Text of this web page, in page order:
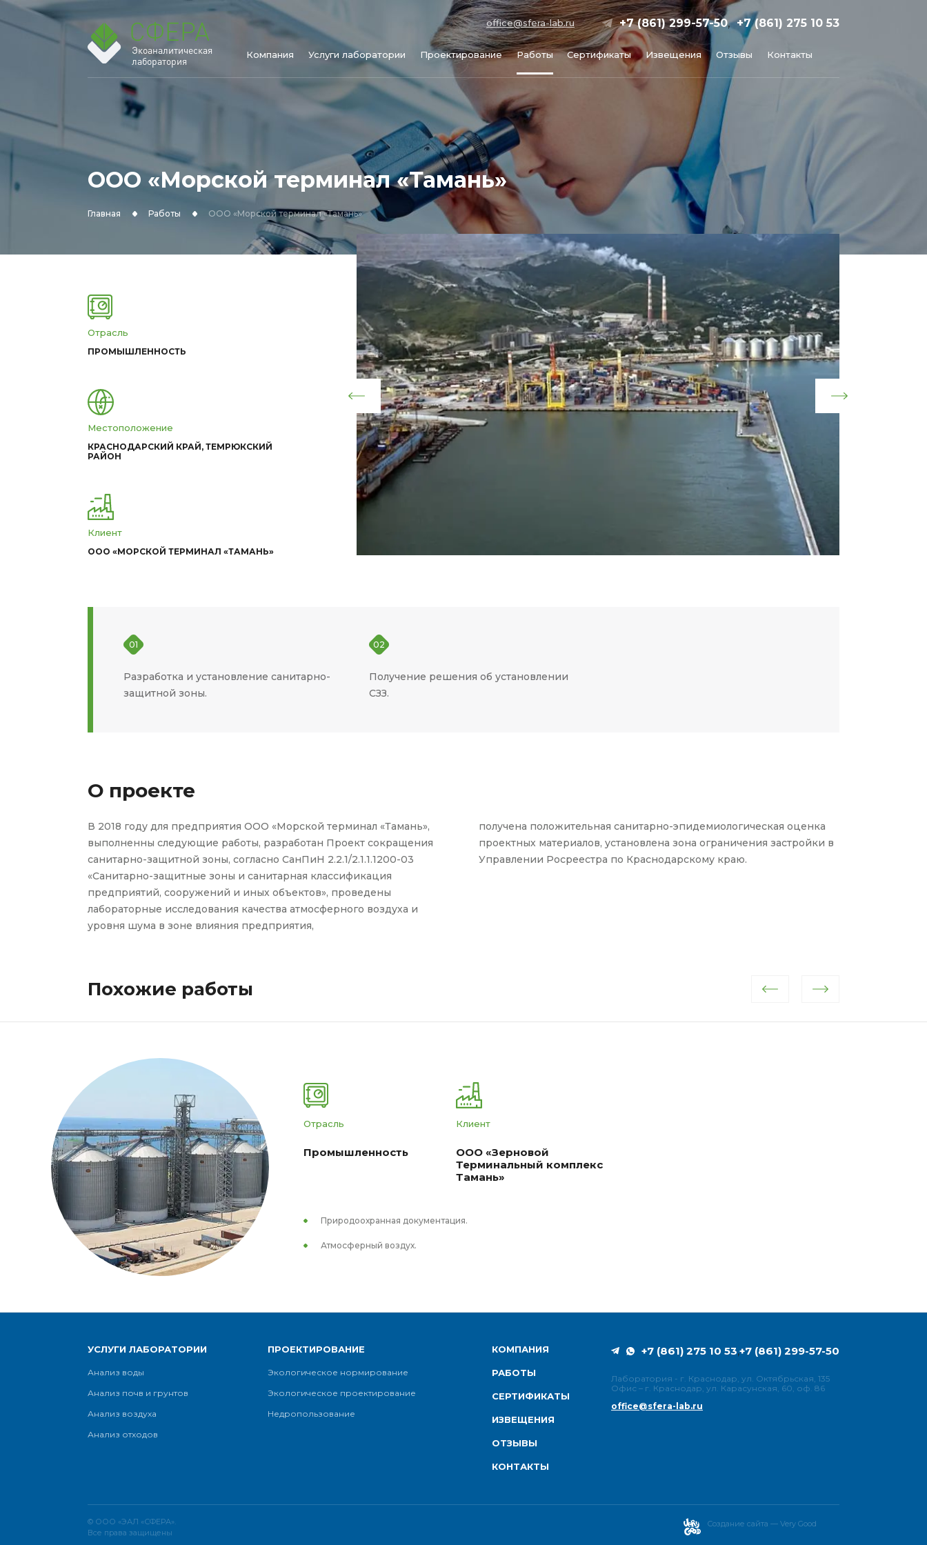
Экоаналитическая
лаборатория
office@sfera-lab.ru +7 (861) 299-57-50, +7 (861) 275 10 53
Компания Услуги лаборатории Проектирование Работы Сертификаты Извещения Отзывы Контакты
ООО «Морской терминал «Тамань»
Главная Работы ООО «Морской терминал «Тамань»
Отрасль
ПРОМЫШЛЕННОСТЬ
Местоположение
КРАСНОДАРСКИЙ КРАЙ, ТЕМРЮКСКИЙ
РАЙОН
Клиент
ООО «МОРСКОЙ ТЕРМИНАЛ «ТАМАНЬ»
01
Разработка и установление санитарно-
защитной зоны.
02
Получение решения об установлении
СЗЗ.
О проекте
В 2018 году для предприятия ООО «Морской терминал «Тамань»,
выполненны следующие работы, разработан Проект сокращения
санитарно-защитной зоны, согласно СанПиН 2.2.1/2.1.1.1200-03
«Санитарно-защитные зоны и санитарная классификация
предприятий, сооружений и иных объектов», проведены
лабораторные исследования качества атмосферного воздуха и
уровня шума в зоне влияния предприятия,
получена положительная санитарно-эпидемиологическая оценка
проектных материалов, установлена зона ограничения застройки в
Управлении Росреестра по Краснодарскому краю.
Похожие работы
Отрасль
Промышленность
Клиент
ООО «Зерновой
Терминальный комплекс
Тамань»
Природоохранная документация.
Атмосферный воздух.
УСЛУГИ ЛАБОРАТОРИИ
Анализ воды
Анализ почв и грунтов
Анализ воздуха
Анализ отходов
ПРОЕКТИРОВАНИЕ
Экологическое нормирование
Экологическое проектирование
Недропользование
КОМПАНИЯ
РАБОТЫ
СЕРТИФИКАТЫ
ИЗВЕЩЕНИЯ
ОТЗЫВЫ
КОНТАКТЫ
+7 (861) 275 10 53,+7 (861) 299-57-50
Лаборатория - г. Краснодар, ул. Октябрьская, 135
Офис – г. Краснодар, ул. Карасунская, 60, оф. 86
office@sfera-lab.ru
© ООО «ЭАЛ «СФЕРА».
Все права защищены
Создание сайта — Very Good